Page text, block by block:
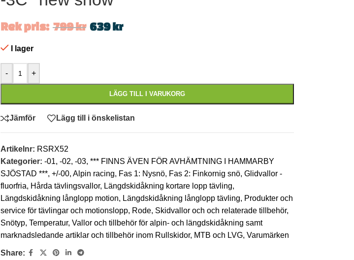
Rek pris: 799kr 639kr
I lager
- +
LÄGG TILL I VARUKORG
Jämför Lägg till i önskelistan
Artikelnr: RSRX52
Kategorier: -01, -02, -03, *** FINNS ÄVEN FÖR AVHÄMTNING I HAMMARBY
SJÖSTAD ***, +/-00, Alpin racing, Fas 1: Nysnö, Fas 2: Finkornig snö, Glidvallor -
fluorfria, Hårda tävlingsvallor, Längdskidåkning kortare lopp tävling,
Längdskidåkning långlopp motion, Längdskidåkning långlopp tävling, Produkter och
service för tävlingar och motionslopp, Rode, Skidvallor och och relaterade tillbehör,
Snötyp, Temperatur, Vallor och tillbehör för alpin- och längdskidåkning samt
marknadsledande artiklar och tillbehör inom Rullskidor, MTB och LVG, Varumärken
Share: